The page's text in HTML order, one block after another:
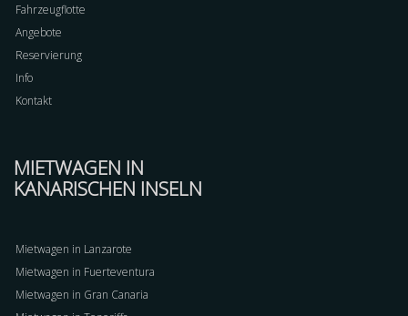
Fahrzeugflotte
Angebote
Reservierung
Info
Kontakt
MIETWAGEN IN
KANARISCHEN INSELN
Mietwagen in Lanzarote
Mietwagen in Fuerteventura
Mietwagen in Gran Canaria